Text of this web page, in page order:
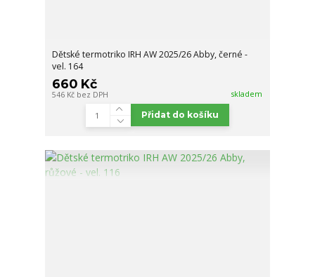
Dětské termotriko IRH AW 2025/26 Abby, černé -
vel. 164
660 Kč
546 Kč bez DPH skladem
Přidat do košíku